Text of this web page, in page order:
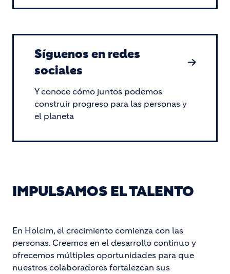
Síguenos en redes
sociales
Y conoce cómo juntos podemos
construir progreso para las personas y
el planeta
IMPULSAMOS EL TALENTO
En Holcim, el crecimiento comienza con las
personas. Creemos en el desarrollo continuo y
ofrecemos múltiples oportunidades para que
nuestros colaboradores fortalezcan sus